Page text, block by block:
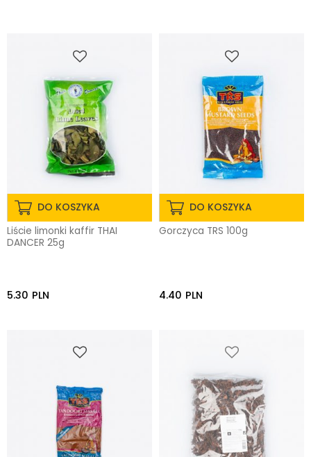
DO KOSZYKA
Liście limonki kaffir THAI
DANCER 25g
5.30 PLN
DO KOSZYKA
Gorczyca TRS 100g
4.40 PLN